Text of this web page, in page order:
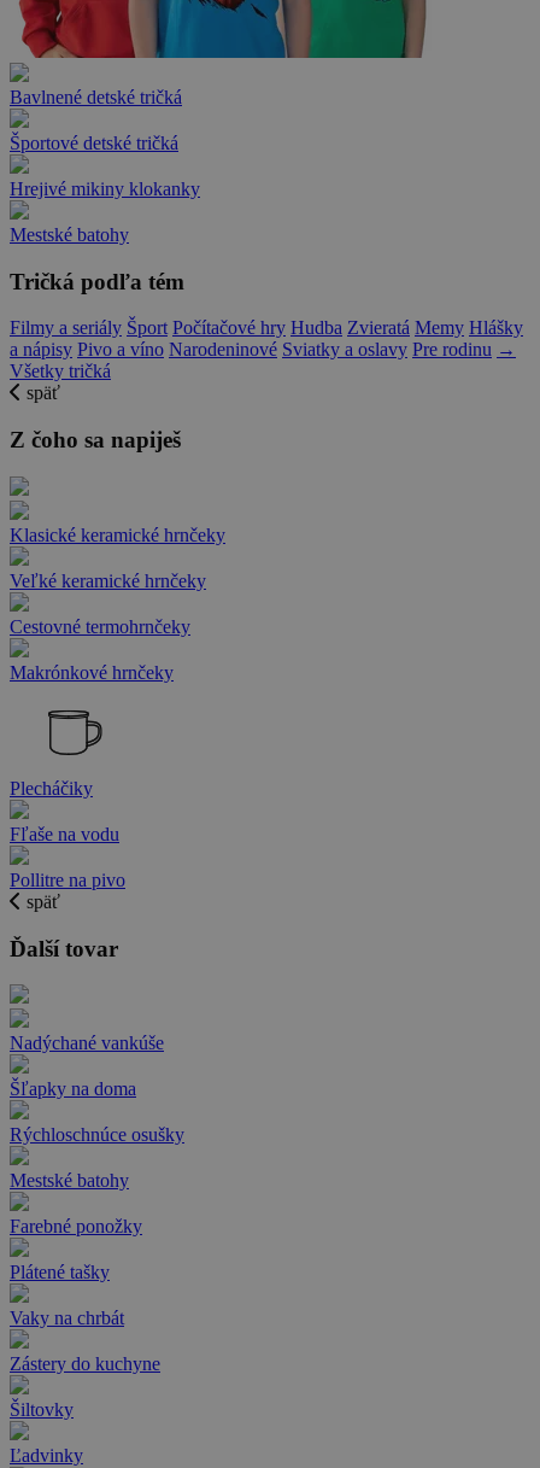
Bavlnené detské tričká
Športové detské tričká
Hrejivé mikiny klokanky
Mestské batohy
Tričká podľa tém
Filmy a seriály Šport Počítačové hry Hudba Zvieratá Memy Hlášky
a nápisy Pivo a víno Narodeninové Sviatky a oslavy Pre rodinu →
Všetky tričká
späť
Z čoho sa napiješ
Klasické keramické hrnčeky
Veľké keramické hrnčeky
Cestovné termohrnčeky
Makrónkové hrnčeky
Plecháčiky
Fľaše na vodu
Pollitre na pivo
späť
Ďalší tovar
Nadýchané vankúše
Šľapky na doma
Rýchloschnúce osušky
Mestské batohy
Farebné ponožky
Plátené tašky
Vaky na chrbát
Zástery do kuchyne
Šiltovky
Ľadvinky